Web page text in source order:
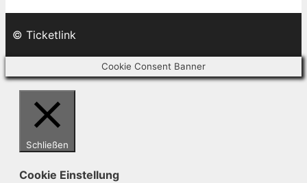
© Ticketlink
Cookie Consent Banner
Schließen
Cookie Einstellung